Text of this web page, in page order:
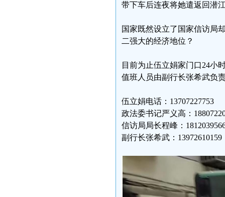
带下车后连夜将她遣返回潜
国家既然设立了国家信访局
二强大的经济地位？
目前为止伍立娟家门口24小
值班人员由副行长张希武负
伍立娟电话：13707227753
政法委书记严义高：
信访局局长程峰：
副行长张希武：13972610159